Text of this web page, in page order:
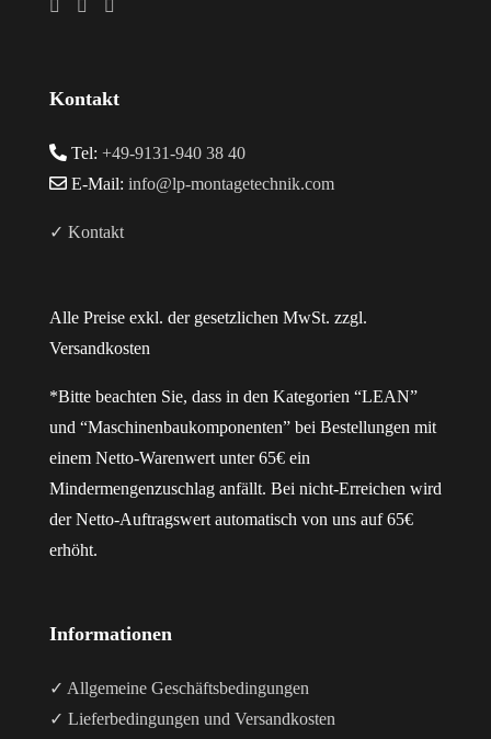
Kontakt
Tel: +49-9131-940 38 40
E-Mail: info@lp-montagetechnik.com
✓ Kontakt
Alle Preise exkl. der gesetzlichen MwSt. zzgl.
Versandkosten
*Bitte beachten Sie, dass in den Kategorien “LEAN”
und “Maschinenbaukomponenten” bei Bestellungen mit
einem Netto-Warenwert unter 65€ ein
Mindermengenzuschlag anfällt. Bei nicht-Erreichen wird
der Netto-Auftragswert automatisch von uns auf 65€
erhöht.
Informationen
✓ Allgemeine Geschäftsbedingungen
✓ Lieferbedingungen und Versandkosten